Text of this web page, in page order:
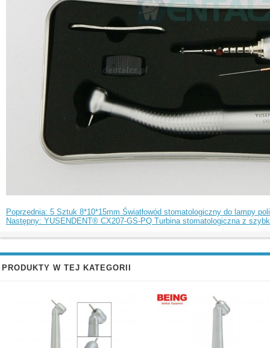
Poprzednia: 5 Sztuk 8*10*15mm Światłowód stomatologiczny do lampy
Następny: YUSENDENT® CX207-GS-PQ Turbina stomatologiczna z
PRODUKTY W TEJ KATEGORII